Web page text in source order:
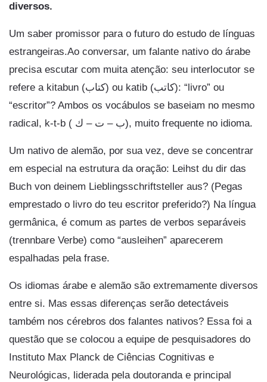
diversos.
Um saber promissor para o futuro do estudo de línguas
estrangeiras.Ao conversar, um falante nativo do árabe
precisa escutar com muita atenção: seu interlocutor se
refere a kitabun (كتاب) ou katib (كاتب): “livro” ou
“escritor”? Ambos os vocábulos se baseiam no mesmo
radical, k-t-b ( ب – ت – ك), muito frequente no idioma.
Um nativo de alemão, por sua vez, deve se concentrar
em especial na estrutura da oração: Leihst du dir das
Buch von deinem Lieblingsschriftsteller aus? (Pegas
emprestado o livro do teu escritor preferido?) Na língua
germânica, é comum as partes de verbos separáveis
(trennbare Verbe) como “ausleihen” aparecerem
espalhadas pela frase.
Os idiomas árabe e alemão são extremamente diversos
entre si. Mas essas diferenças serão detectáveis
também nos cérebros dos falantes nativos? Essa foi a
questão que se colocou a equipe de pesquisadores do
Instituto Max Planck de Ciências Cognitivas e
Neurológicas, liderada pela doutoranda e principal